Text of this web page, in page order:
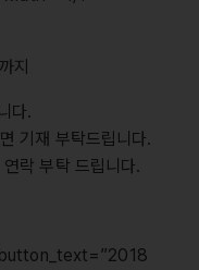
지
다.
기재 부탁드립니다.
락 부탁 드립니다.